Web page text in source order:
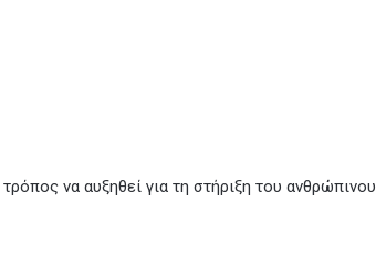
να αυξηθεί για τη στήριξη του ανθρώπινου